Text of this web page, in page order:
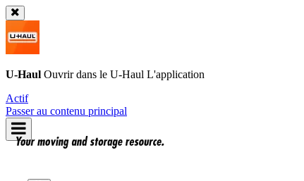
U-Haul Ouvrir dans le U-Haul L'application
Actif
Passer au contenu principal